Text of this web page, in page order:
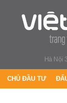
Hà Nội
CHỦ ĐẦU TƯ